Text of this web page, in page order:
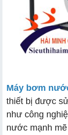
Máy bơm
thiết bị được
như công
nước mạnh